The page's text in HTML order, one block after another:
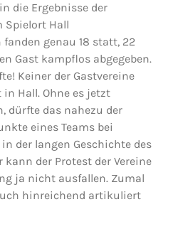
die Ergebnisse der
Spielort Hall
genau 18 statt, 22
Gast kampflos abgegeben.
Keiner der Gastvereine
Hall. Ohne es jetzt
dürfte das nahezu der
eines Teams bei
der langen Geschichte des
kann der Protest der Vereine
ja nicht ausfallen. Zumal
hinreichend artikuliert